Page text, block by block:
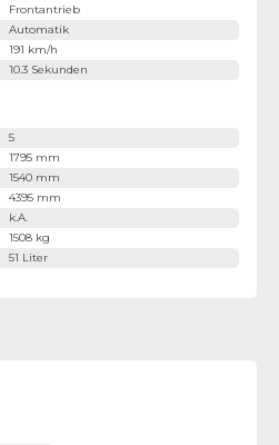
Frontantrieb
Automatik
191 km/h
10.3 Sekunden
5
1795 mm
1540 mm
4395 mm
k.A.
1508 kg
51 Liter